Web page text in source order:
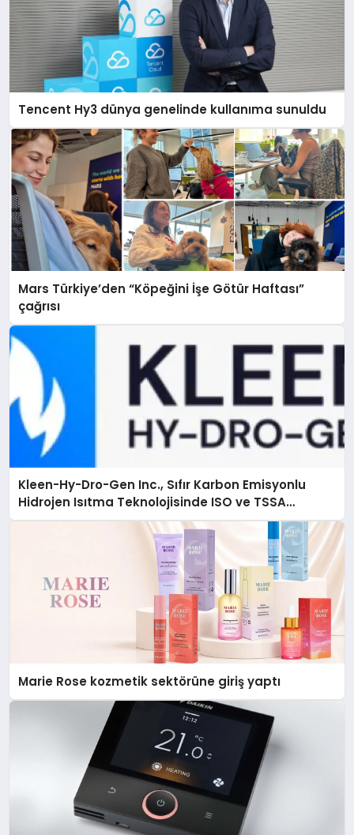
Tencent Hy3 dünya genelinde kullanıma sunuldu
Mars Türkiye’den “Köpeğini İşe Götür Haftası”
çağrısı
Kleen-Hy-Dro-Gen Inc., Sıfır Karbon Emisyonlu
Hidrojen Isıtma Teknolojisinde ISO ve TSSA
Düzenleyici Onaylarını Aldı
Marie Rose kozmetik sektörüne giriş yaptı